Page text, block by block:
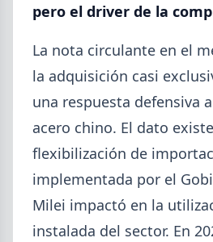
Febrero (4)
Enero (2)
2025
VER TODO
Cheques rechazados en alza: la
Paritaria UOM agosto 2026: sin
valores de abril
legado de Savio
Perfiles.com.ar abrió su tercera
Informe ADIMRA junio 2026: la
4,6%
Producción Mundial de Acero – Junio
pero el driver de la
La nota circulante en el
la adquisición casi
una respuesta defensiva
acero chino. El dato
flexibilización de
implementada por el
Milei impactó en la
instalada del sector. En